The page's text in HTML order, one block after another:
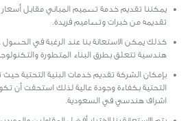
يمكننا تقديم خدمة تصميم المباني مقابل أسعار
تقديمه من خبرات وتصاميم فريدة.
كذلك يمكن الاستعانة بنا عند الرغبة في
هندسية تتعلق بطرق البناء المتطورة
بإمكان الشركة تقديم خدمات البنية التحتية حيث
التحتية بكفاءة وجودة عالية لذلك استحقت أن
اشراف هندسي في السعودية.